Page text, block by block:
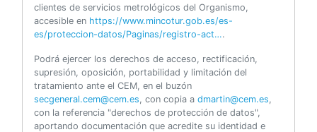
clientes de servicios metrológicos del Organismo,
accesible en https://www.mincotur.gob.es/es-
es/proteccion-datos/Paginas/registro-act….
Podrá ejercer los derechos de acceso, rectificación,
supresión, oposición, portabilidad y limitación del
tratamiento ante el CEM, en el buzón
secgeneral.cem@cem.es, con copia a dmartin@cem.es,
con la referencia "derechos de protección de datos",
aportando documentación que acredite su identidad e